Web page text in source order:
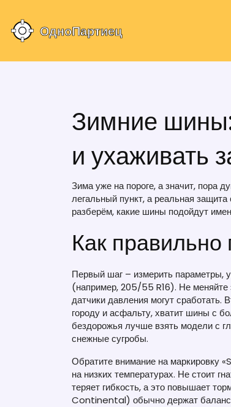
Зимние шины:
и ухаживать
Зима уже на пороге, а значит, пора
легальный пункт, а реальная защита
разберём, какие шины подойдут
Как
Первый шаг – измерить параметры,
(например, 205/55 R16). Не
датчики давления могут сработать.
городу и асфальту, хватит шины с
бездорожья лучше взять модели с
снежные сугробы.
Обратите внимание на маркировку
на низких температурах. Не стоит
теряет гибкость, а это повышает
Continental) обычно держат баланс